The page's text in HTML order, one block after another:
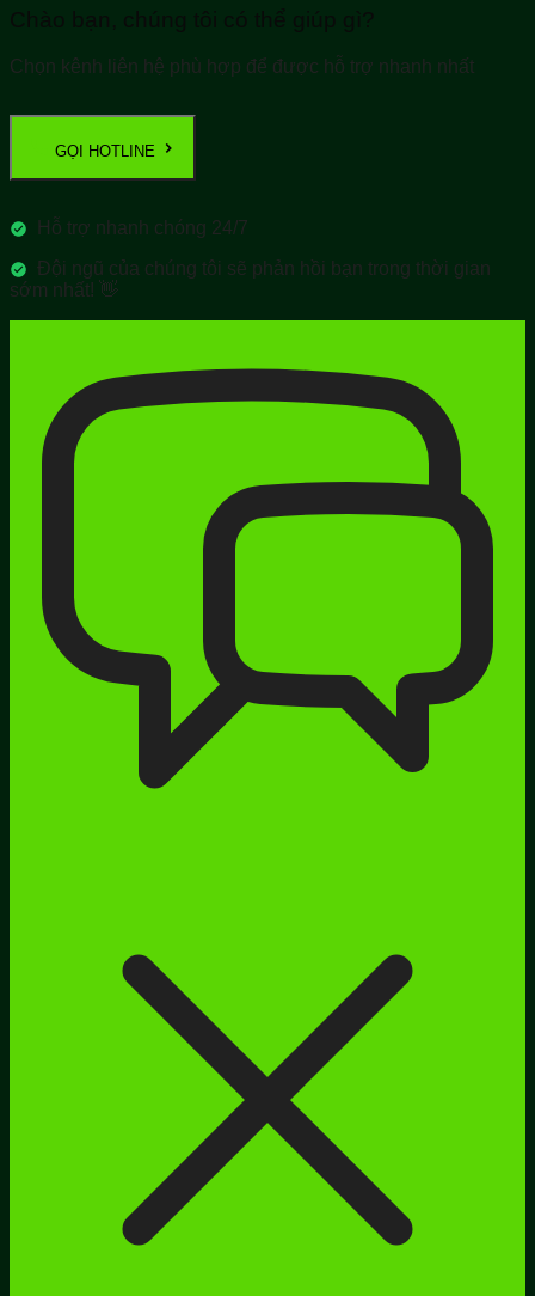
Chào bạn, chúng tôi có thể giúp gì?
Chọn kênh liên hệ phù hợp để được hỗ trợ nhanh nhất
GỌI HOTLINE
Hỗ trợ nhanh chóng 24/7
Đội ngũ của chúng tôi sẽ phản hồi bạn trong thời gian
sớm nhất! 👋